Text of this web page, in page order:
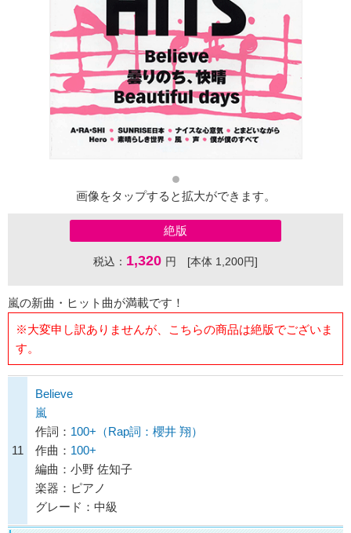
画像をタップすると拡大ができます。
絶版
税込： 1,320 円 [本体 1,200円]
嵐の新曲・ヒット曲が満載です！
※大変申し訳ありませんが、こちらの商品は絶版でございま
す。
11
Believe
嵐
作詞： 100+（Rap詞：櫻井 翔）
作曲： 100+
編曲：小野 佐知子
楽器：ピアノ
グレード：中級